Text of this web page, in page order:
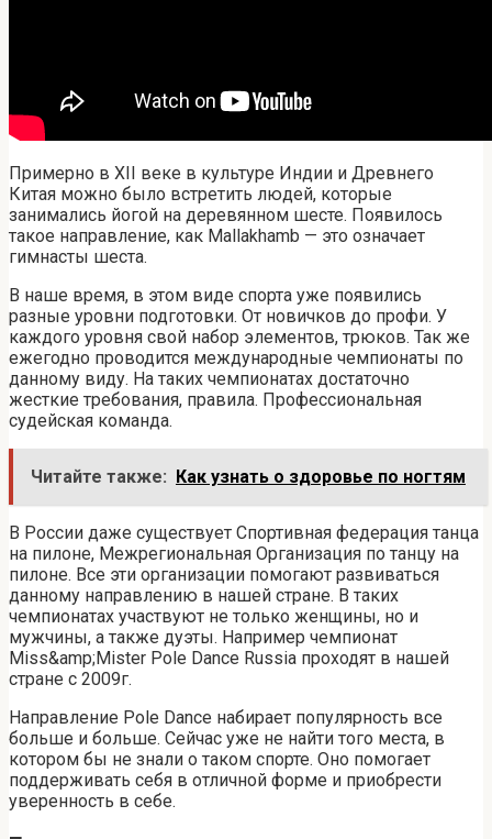
Примерно в XII веке в культуре Индии и Древнего
Китая можно было встретить людей, которые
занимались йогой на деревянном шесте. Появилось
такое направление, как Mallakhamb — это означает
гимнасты шеста.
В наше время, в этом виде спорта уже появились
разные уровни подготовки. От новичков до профи. У
каждого уровня свой набор элементов, трюков. Так же
ежегодно проводится международные чемпионаты по
данному виду. На таких чемпионатах достаточно
жесткие требования, правила. Профессиональная
судейская команда.
Читайте также: Как узнать о здоровье по ногтям
В России даже существует Спортивная федерация танца
на пилоне, Межрегиональная Организация по танцу на
пилоне. Все эти организации помогают развиваться
данному направлению в нашей стране. В таких
чемпионатах участвуют не только женщины, но и
мужчины, а также дуэты. Например чемпионат
Miss&amp;Mister Pole Dance Russia проходят в нашей
стране с 2009г.
Направление Pole Dance набирает популярность все
больше и больше. Сейчас уже не найти того места, в
котором бы не знали о таком спорте. Оно помогает
поддерживать себя в отличной форме и приобрести
уверенность в себе.